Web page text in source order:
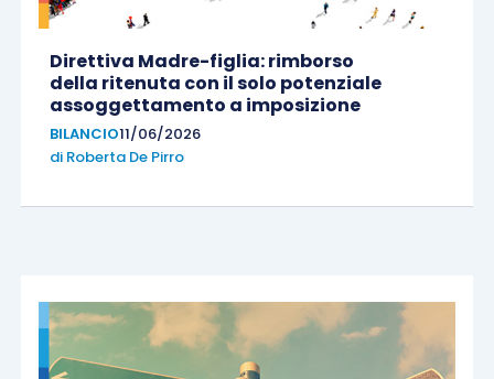
Direttiva Madre-figlia: rimborso
della ritenuta con il solo potenziale
assoggettamento a imposizione
BILANCIO11/06/2026
di Roberta De Pirro